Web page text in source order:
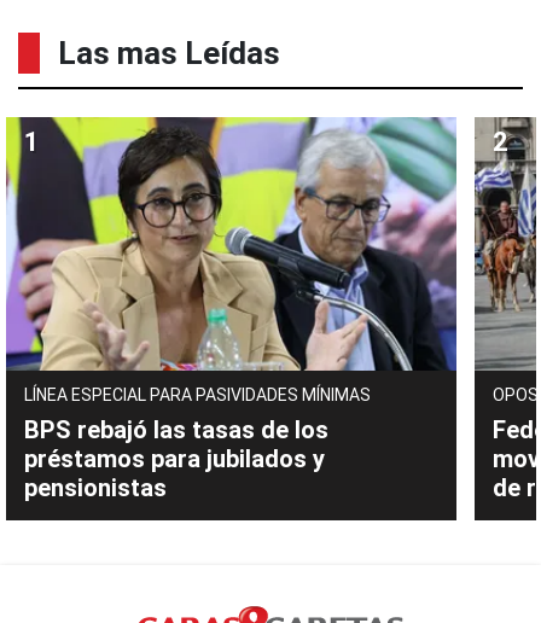
Las mas Leídas
LÍNEA ESPECIAL PARA PASIVIDADES MÍNIMAS
BPS rebajó las tasas de los
préstamos para jubilados y
pensionistas
de